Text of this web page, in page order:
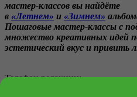
мастер-классов вы найдёте
в «Летнем» и «Зимнем»
Пошаговые мастер-классы с
множество креативных идей
эстетический вкус и привить
Телефон редакции: